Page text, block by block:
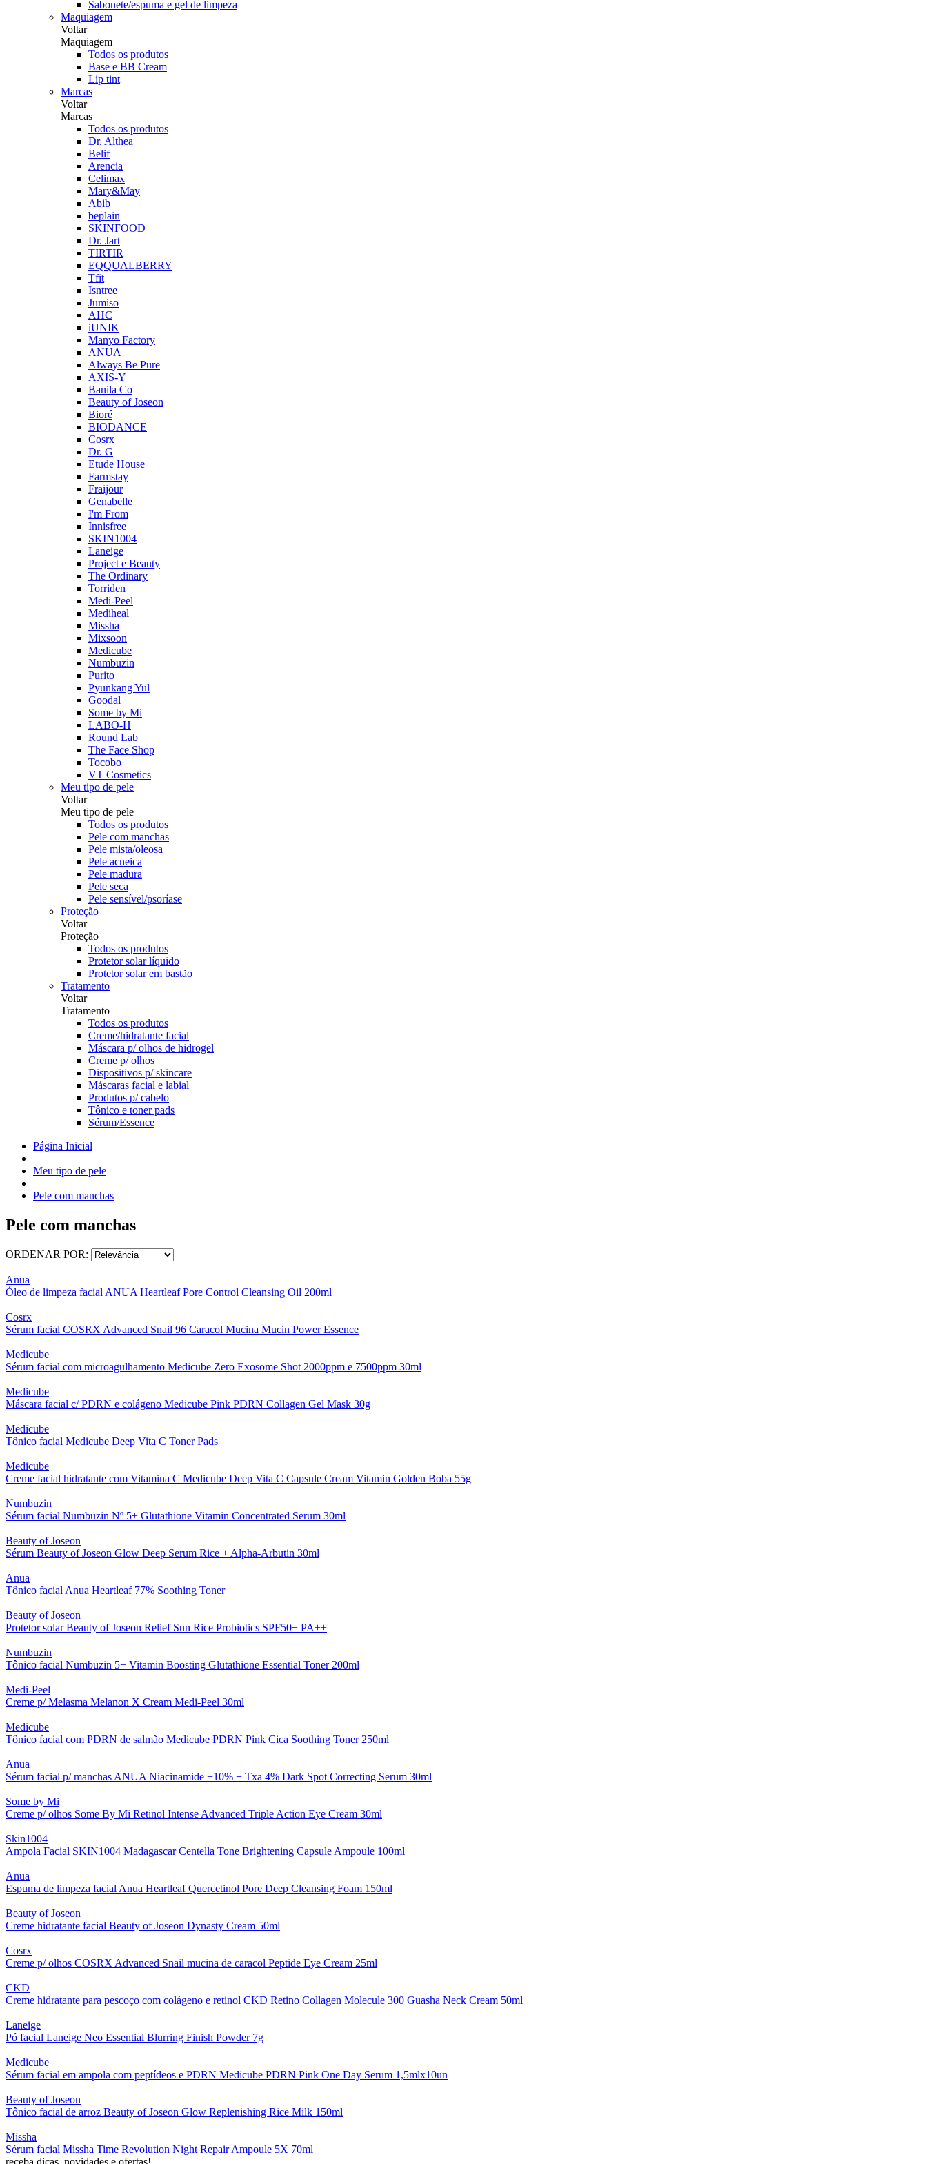
Sabonete/espuma e gel de limpeza
Maquiagem
Voltar
Maquiagem
Todos os produtos
Base e BB Cream
Lip tint
Marcas
Voltar
Marcas
Todos os produtos
Dr. Althea
Belif
Arencia
Celimax
Mary&May
Abib
beplain
SKINFOOD
Dr. Jart
TIRTIR
EQQUALBERRY
Tfit
Isntree
Jumiso
AHC
iUNIK
Manyo Factory
ANUA
Always Be Pure
AXIS-Y
Banila Co
Beauty of Joseon
Bioré
BIODANCE
Cosrx
Dr. G
Etude House
Farmstay
Fraijour
Genabelle
I'm From
Innisfree
SKIN1004
Laneige
Project e Beauty
The Ordinary
Torriden
Medi-Peel
Mediheal
Missha
Mixsoon
Medicube
Numbuzin
Purito
Pyunkang Yul
Goodal
Some by Mi
LABO-H
Round Lab
The Face Shop
Tocobo
VT Cosmetics
Meu tipo de pele
Voltar
Meu tipo de pele
Todos os produtos
Pele com manchas
Pele mista/oleosa
Pele acneica
Pele madura
Pele seca
Pele sensível/psoríase
Proteção
Voltar
Proteção
Todos os produtos
Protetor solar líquido
Protetor solar em bastão
Tratamento
Voltar
Tratamento
Todos os produtos
Creme/hidratante facial
Máscara p/ olhos de hidrogel
Creme p/ olhos
Dispositivos p/ skincare
Máscaras facial e labial
Produtos p/ cabelo
Tônico e toner pads
Sérum/Essence
Página Inicial
Meu tipo de pele
Pele com manchas
Pele com manchas
ORDENAR POR:
Anua
Óleo de limpeza facial ANUA Heartleaf Pore Control Cleansing Oil 200ml
Cosrx
Sérum facial COSRX Advanced Snail 96 Caracol Mucina Mucin Power Essence
Medicube
Sérum facial com microagulhamento Medicube Zero Exosome Shot 2000ppm e 7500ppm 30ml
Medicube
Máscara facial c/ PDRN e colágeno Medicube Pink PDRN Collagen Gel Mask 30g
Medicube
Tônico facial Medicube Deep Vita C Toner Pads
Medicube
Creme facial hidratante com Vitamina C Medicube Deep Vita C Capsule Cream Vitamin Golden Boba 55g
Numbuzin
Sérum facial Numbuzin Nº 5+ Glutathione Vitamin Concentrated Serum 30ml
Beauty of Joseon
Sérum Beauty of Joseon Glow Deep Serum Rice + Alpha-Arbutin 30ml
Anua
Tônico facial Anua Heartleaf 77% Soothing Toner
Beauty of Joseon
Protetor solar Beauty of Joseon Relief Sun Rice Probiotics SPF50+ PA++
Numbuzin
Tônico facial Numbuzin 5+ Vitamin Boosting Glutathione Essential Toner 200ml
Medi-Peel
Creme p/ Melasma Melanon X Cream Medi-Peel 30ml
Medicube
Tônico facial com PDRN de salmão Medicube PDRN Pink Cica Soothing Toner 250ml
Anua
Sérum facial p/ manchas ANUA Niacinamide +10% + Txa 4% Dark Spot Correcting Serum 30ml
Some by Mi
Creme p/ olhos Some By Mi Retinol Intense Advanced Triple Action Eye Cream 30ml
Skin1004
Ampola Facial SKIN1004 Madagascar Centella Tone Brightening Capsule Ampoule 100ml
Anua
Espuma de limpeza facial Anua Heartleaf Quercetinol Pore Deep Cleansing Foam 150ml
Beauty of Joseon
Creme hidratante facial Beauty of Joseon Dynasty Cream 50ml
Cosrx
Creme p/ olhos COSRX Advanced Snail mucina de caracol Peptide Eye Cream 25ml
CKD
Creme hidratante para pescoço com colágeno e retinol CKD Retino Collagen Molecule 300 Guasha Neck Cream 50ml
Laneige
Pó facial Laneige Neo Essential Blurring Finish Powder 7g
Medicube
Sérum facial em ampola com peptídeos e PDRN Medicube PDRN Pink One Day Serum 1,5mlx10un
Beauty of Joseon
Tônico facial de arroz Beauty of Joseon Glow Replenishing Rice Milk 150ml
Missha
Sérum facial Missha Time Revolution Night Repair Ampoule 5X 70ml
receba dicas, novidades e ofertas!